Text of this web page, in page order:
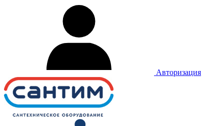
Авторизация